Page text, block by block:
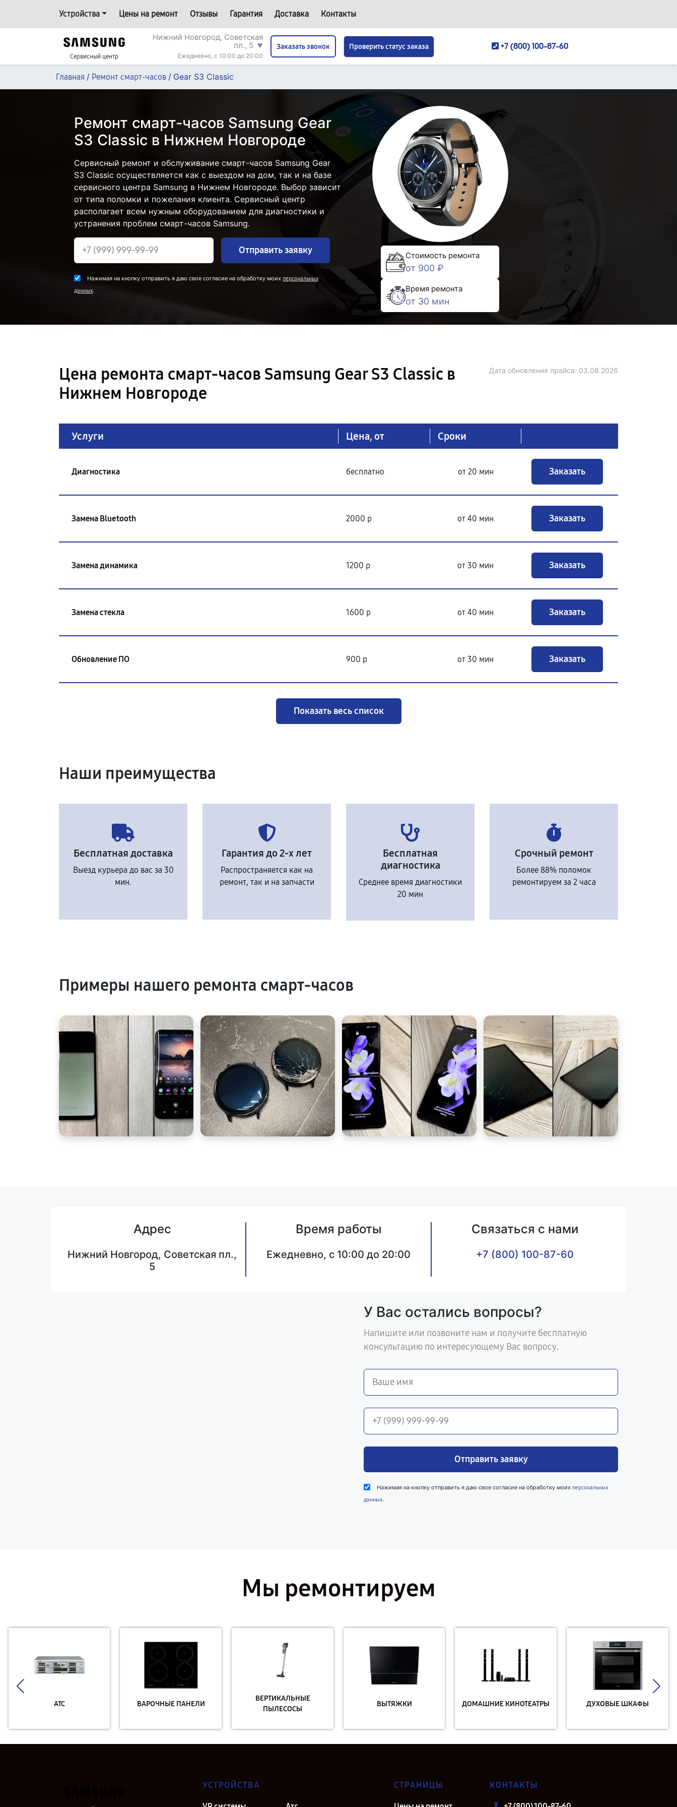
Устройства Цены на ремонт Отзывы Гарантия Доставка Контакты
Сервисный центр
Нижний Новгород, Советская
пл., 5 ▼
Ежедневно, с 10:00 до 20:00
Заказать звонок Проверить статус заказа +7 (800) 100-87-60
Главная / Ремонт смарт-часов / Gear S3 Classic
Ремонт смарт-часов Samsung Gear
S3 Classic в Нижнем Новгороде
Сервисный ремонт и обслуживание смарт-часов Samsung Gear
S3 Classic осуществляется как с выездом на дом, так и на базе
сервисного центра Samsung в Нижнем Новгороде. Выбор зависит
от типа поломки и пожелания клиента. Сервисный центр
располагает всем нужным оборудованием для диагностики и
устранения проблем смарт-часов Samsung.
Отправить заявку
Нажимая на кнопку отправить я даю свое согласие на обработку моих персональных
данных.
Стоимость ремонта
от 900 ₽
Время ремонта
от 30 мин
Цена ремонта смарт-часов Samsung Gear S3 Classic в
Нижнем Новгороде
Дата обновления прайса: 03.08.2026
Услуги Цена, от Сроки
Диагностика бесплатно от 20 мин Заказать
Замена Bluetooth 2000 р от 40 мин Заказать
Замена динамика 1200 р от 30 мин Заказать
Замена стекла 1600 р от 40 мин Заказать
Обновление ПО 900 р от 30 мин Заказать
Показать весь список
Наши преимущества
Бесплатная доставка
Выезд курьера до вас за 30
мин.
Гарантия до 2-х лет
Распространяется как на
ремонт, так и на запчасти
Бесплатная
диагностика
Среднее время диагностики
20 мин
Срочный ремонт
Более 88% поломок
ремонтируем за 2 часа
Примеры нашего ремонта смарт-часов
Адрес
Нижний Новгород, Советская пл.,
5
Время работы
Ежедневно, с 10:00 до 20:00
Связаться с нами
+7 (800) 100-87-60
У Вас остались вопросы?
Напишите или позвоните нам и получите бесплатную
консультацию по интересующему Вас вопросу.
Отправить заявку
Нажимая на кнопку отправить я даю свое согласие на обработку моих персональных
данных.
Мы ремонтируем
АТС ВАРОЧНЫЕ ПАНЕЛИ
ВЕРТИКАЛЬНЫЕ
ПЫЛЕСОСЫ
ВЫТЯЖКИ ДОМАШНИЕ КИНОТЕАТРЫ ДУХОВЫЕ ШКАФЫ
УСТРОЙСТВА СТРАНИЦЫ КОНТАКТЫ